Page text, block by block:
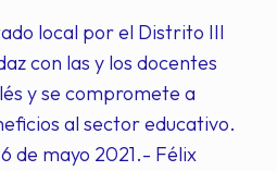
local por el Distrito III
con las y los docentes
y se compromete a
al sector educativo.
de mayo 2021.- Félix